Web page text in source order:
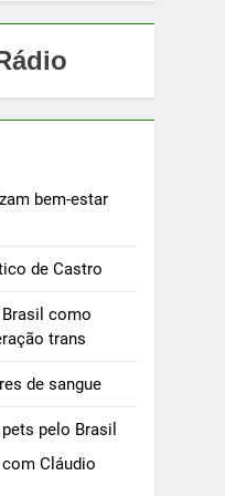
bem-estar
de Castro
como
trans
de sangue
pelo Brasil
Cláudio